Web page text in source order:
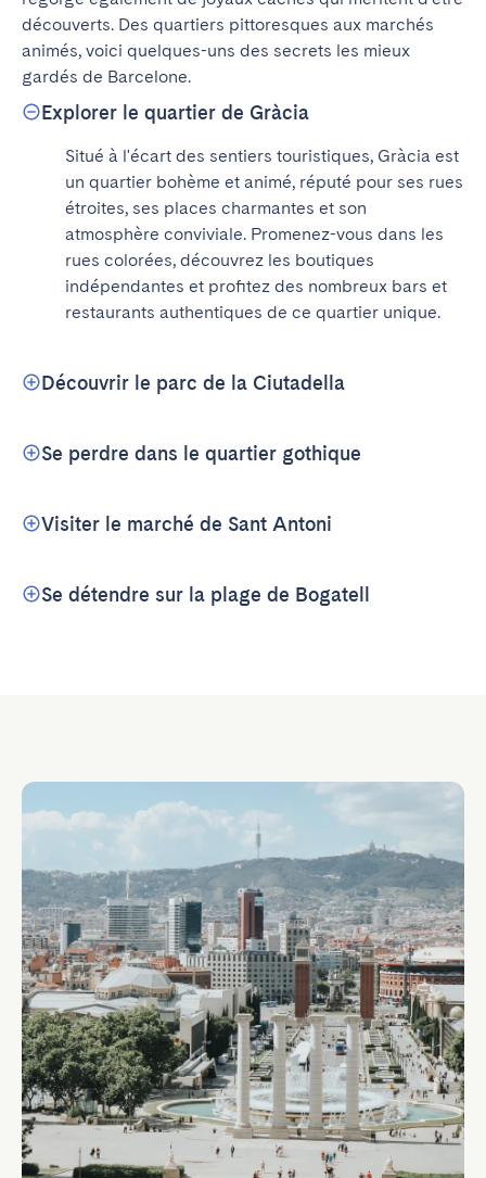
découverts. Des quartiers pittoresques aux marchés
animés, voici quelques-uns des secrets les mieux
gardés de Barcelone.
Explorer le quartier de Gràcia
Situé à l'écart des sentiers touristiques, Gràcia est
un quartier bohème et animé, réputé pour ses rues
étroites, ses places charmantes et son
atmosphère conviviale. Promenez-vous dans les
rues colorées, découvrez les boutiques
indépendantes et profitez des nombreux bars et
restaurants authentiques de ce quartier unique.
Découvrir le parc de la Ciutadella
Se perdre dans le quartier gothique
Visiter le marché de Sant Antoni
Se détendre sur la plage de Bogatell